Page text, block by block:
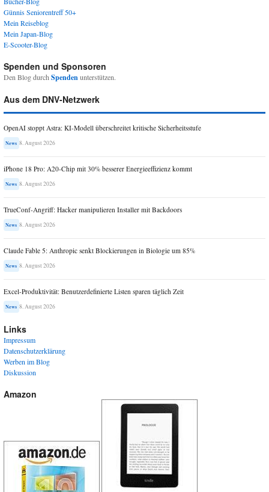
Günnis Seniorentreff 50+
Mein Reiseblog
Mein Japan-Blog
E-Scooter-Blog
Spenden und Sponsoren
Den Blog durch Spendenunterstützen.
Aus dem DNV-Netzwerk
OpenAI stoppt Astra: KI-Modell überschreitet kritische Sicherheitsstufe
News 8. August 2026
iPhone 18 Pro: A20-Chip mit 30% besserer Energieeffizienz kommt
News 8. August 2026
TrueConf-Angriff: Hacker manipulieren Installer mit Backdoors
News 8. August 2026
Claude Fable 5: Anthropic senkt Blockierungen in Biologie um 85%
News 8. August 2026
Excel-Produktivität: Benutzerdefinierte Listen sparen täglich Zeit
News 8. August 2026
Links
Impressum
Datenschutzerklärung
Werben im Blog
Diskussion
Amazon